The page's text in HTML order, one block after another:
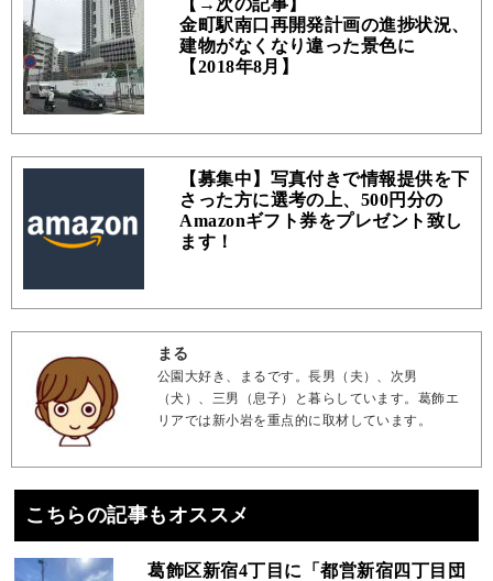
金町駅南口再開発計画の進捗状況、
建物がなくなり違った景色に
【2018年8月】
【募集中】写真付きで情報提供を下
さった方に選考の上、500円分の
Amazonギフト券をプレゼント致し
ます！
まる
公園大好き、まるです。長男（夫）、次男
（犬）、三男（息子）と暮らしています。葛飾エ
リアでは新小岩を重点的に取材しています。
こちらの記事もオススメ
葛飾区新宿4丁目に「都営新宿四丁目団